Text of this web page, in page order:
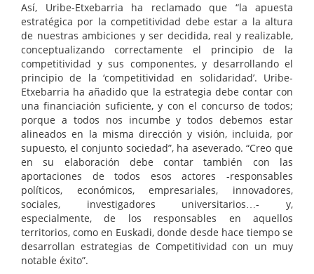
Así, Uribe-Etxebarria ha reclamado que “la apuesta
estratégica por la competitividad debe estar a la altura
de nuestras ambiciones y ser decidida, real y realizable,
conceptualizando correctamente el principio de la
competitividad y sus componentes, y desarrollando el
principio de la ‘competitividad en solidaridad’. Uribe-
Etxebarria ha añadido que la estrategia debe contar con
una financiación suficiente, y con el concurso de todos;
porque a todos nos incumbe y todos debemos estar
alineados en la misma dirección y visión, incluida, por
supuesto, el conjunto sociedad”, ha aseverado. “Creo que
en su elaboración debe contar también con las
aportaciones de todos esos actores -responsables
políticos, económicos, empresariales, innovadores,
sociales, investigadores universitarios…- y,
especialmente, de los responsables en aquellos
territorios, como en Euskadi, donde desde hace tiempo se
desarrollan estrategias de Competitividad con un muy
notable éxito”.